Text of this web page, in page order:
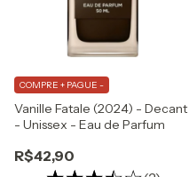
Vanille Fatale (2024) - Decant
- Unissex - Eau de Parfum
R$42,90
COMPRE + PAGUE -